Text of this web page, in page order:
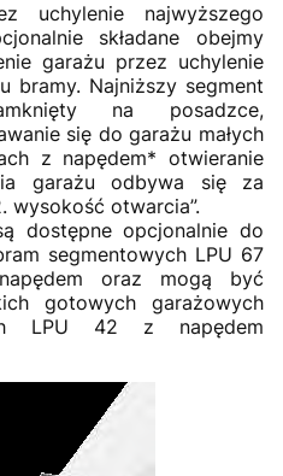
uchylenie najwyższego
składane obejmy
garażu przez uchylenie
bramy. Najniższy segment
na posadzce,
się do garażu małych
z napędem* otwieranie
garażu odbywa się za
wysokość otwarcia”.
dostępne opcjonalnie do
segmentowych LPU 67
oraz mogą być
gotowych garażowych
LPU 42 z napędem